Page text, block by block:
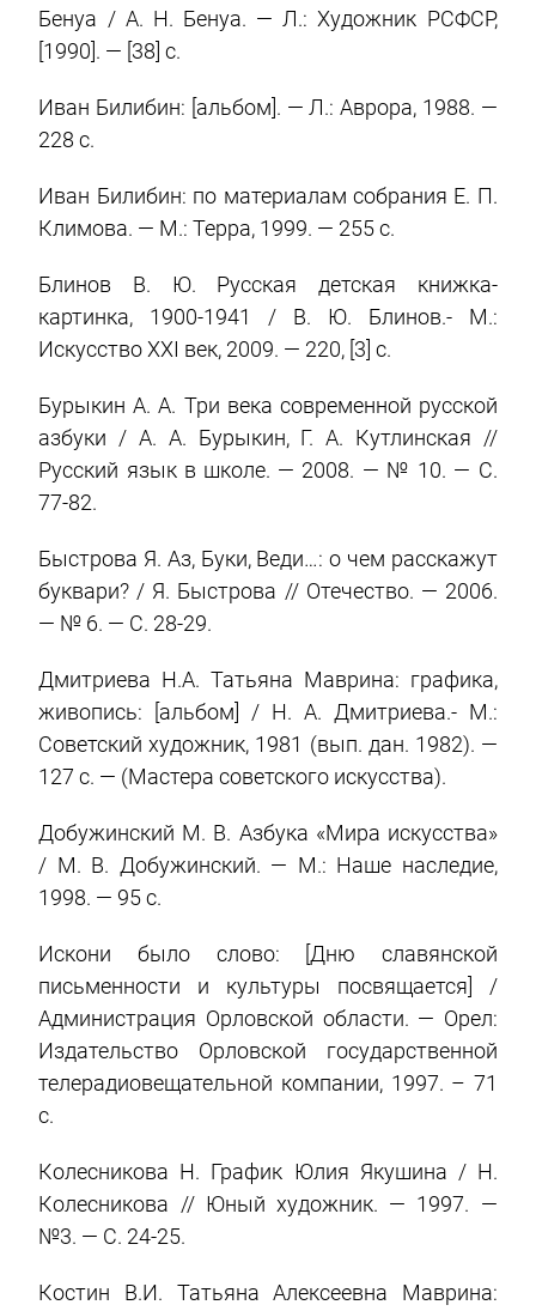
Бенуа / А. Н. Бенуа. — Л.: Художник РСФСР,
[1990]. — [38] с.
Иван Билибин: [альбом]. — Л.: Аврора, 1988. —
228 с.
Иван Билибин: по материалам собрания Е. П.
Климова. — М.: Терра, 1999. — 255 c.
Блинов В. Ю. Русская детская книжка-
картинка, 1900-1941 / В. Ю. Блинов.- М.:
Искусство XXI век, 2009. — 220, [3] с.
Бурыкин А. А. Три века современной русской
азбуки / А. А. Бурыкин, Г. А. Кутлинская //
Русский язык в школе. — 2008. — № 10. — С.
77-82.
Быстрова Я. Аз, Буки, Веди…: о чем расскажут
буквари? / Я. Быстрова // Отечество. — 2006.
— № 6. — С. 28-29.
Дмитриева Н.А. Татьяна Маврина: графика,
живопись: [альбом] / Н. А. Дмитриева.- М.:
Советский художник, 1981 (вып. дан. 1982). —
127 c. — (Мастера советского искусства).
Добужинский М. В. Азбука «Мира искусства»
/ М. В. Добужинский. — М.: Наше наследие,
1998. — 95 c.
Искони было слово: [Дню славянской
письменности и культуры посвящается] /
Администрация Орловской области. — Орел:
Издательство Орловской государственной
телерадиовещательной компании, 1997. – 71
с.
Колесникова Н. График Юлия Якушина / Н.
Колесникова // Юный художник. — 1997. —
№3. — С. 24-25.
Костин В.И. Татьяна Алексеевна Маврина: